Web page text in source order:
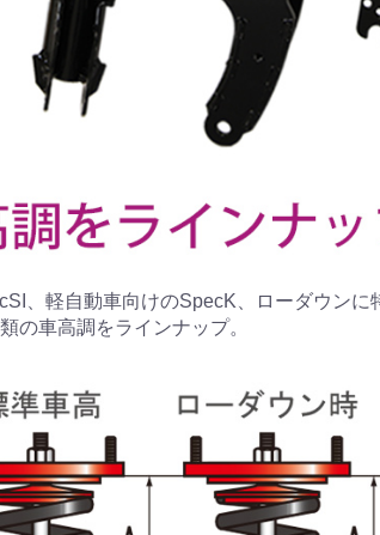
、軽自動車向けのSpecK、ローダウン
の車高調をラインナップ。